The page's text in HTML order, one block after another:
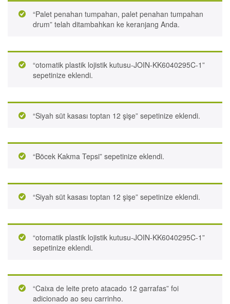
“Palet penahan tumpahan, palet penahan tumpahan
drum” telah ditambahkan ke keranjang Anda.
“otomatik plastik lojistik kutusu-JOIN-KK6040295C-1”
sepetinize eklendi.
“Siyah süt kasası toptan 12 şişe” sepetinize eklendi.
“Böcek Kakma Tepsi” sepetinize eklendi.
“Siyah süt kasası toptan 12 şişe” sepetinize eklendi.
“otomatik plastik lojistik kutusu-JOIN-KK6040295C-1”
sepetinize eklendi.
“Caixa de leite preto atacado 12 garrafas” foi
adicionado ao seu carrinho.